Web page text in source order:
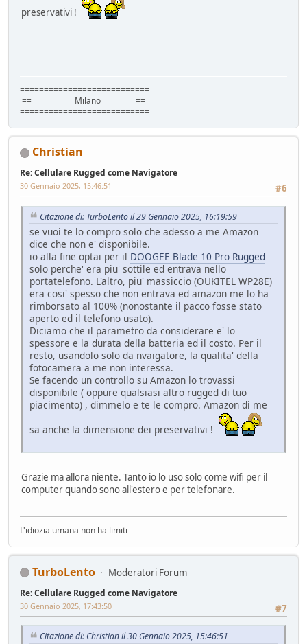
preservativi !
===========================
== Milano ==
===========================
Christian
Re: Cellulare Rugged come Navigatore
#6
30 Gennaio 2025, 15:46:51
Citazione di: TurboLento il 29 Gennaio 2025, 16:19:59
se vuoi te lo compro solo che adesso a me Amazon
dice che non e' disponibile.
io alla fine optai per il DOOGEE Blade 10 Pro Rugged
solo perche' era piu' sottile ed entrava nello
portatelefono. L'altro, piu' massiccio (OUKITEL WP28E)
era cosi' spesso che non entrava ed amazon me lo ha
rimborsato al 100% (nonostante il pacco fosse stato
aperto ed il telefono usato).
Diciamo che il parametro da considerare e' lo
spessore e la durata della batteria ed il costo. Per il
resto, usandolo solo da nvaigatore, la qualita' della
fotocamera a me non interessa.
Se facendo un controllo su Amazon lo trovassi
disponibile ( oppure qualsiasi altro rugged di tuo
piacimento) , dimmelo e te le compro. Amazon di me
sa anche la dimensione dei preservativi !
Grazie ma allora niente. Tanto io lo uso solo come wifi per il
computer quando sono all'estero e per telefonare.
L'idiozia umana non ha limiti
TurboLento Moderatori Forum
Re: Cellulare Rugged come Navigatore
#7
30 Gennaio 2025, 17:43:50
Citazione di: Christian il 30 Gennaio 2025, 15:46:51